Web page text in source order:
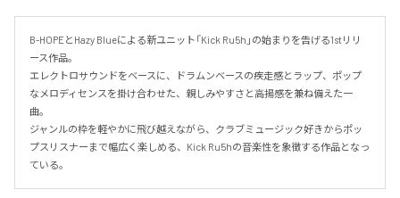
B-HOPEとHazy Blueによる新ユニット「Kick Ru5h」の始まりを告げる1stリリ
ース作品。
エレクトロサウンドをベースに、ドラムンベースの疾走感とラップ、ポップ
なメロディセンスを掛け合わせた、親しみやすさと高揚感を兼ね備えた一
曲。
ジャンルの枠を軽やかに飛び越えながら、クラブミュージック好きからポッ
プスリスナーまで幅広く楽しめる、Kick Ru5hの音楽性を象徴する作品となっ
ている。